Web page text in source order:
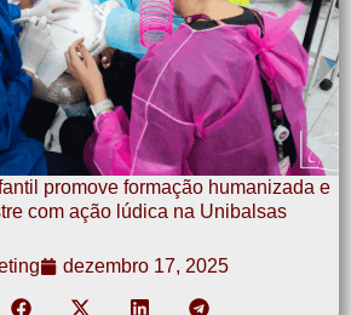
promove formação humanizada e
com ação lúdica na Unibalsas
dezembro 17, 2025